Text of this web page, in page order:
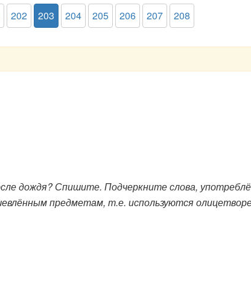
202 203 204 205 206 207 208
дождя? Спишите. Подчеркните слова,
предметам, т.е. используются